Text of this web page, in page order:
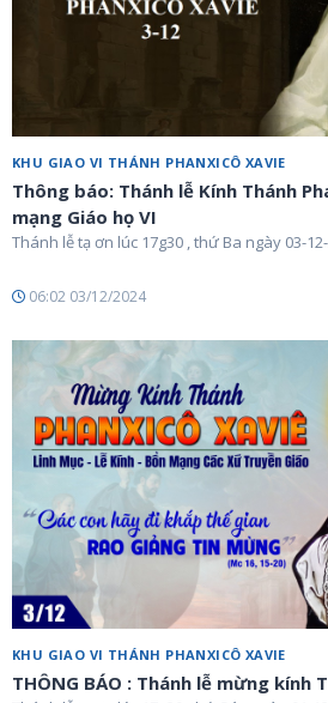
KHU GIAO VI THÁNH PHANXICÔ XAVIE
Thông báo: Thánh lễ Kính Thánh
mạng Giáo họ VI
Thánh lễ tạ ơn lúc 17g30 , thứ Ba ngày 03-
06:02 03/12/2024
KHU GIAO VI THÁNH PHANXICÔ XAVIE
THÔNG BÁO : Thánh lễ mừng kính